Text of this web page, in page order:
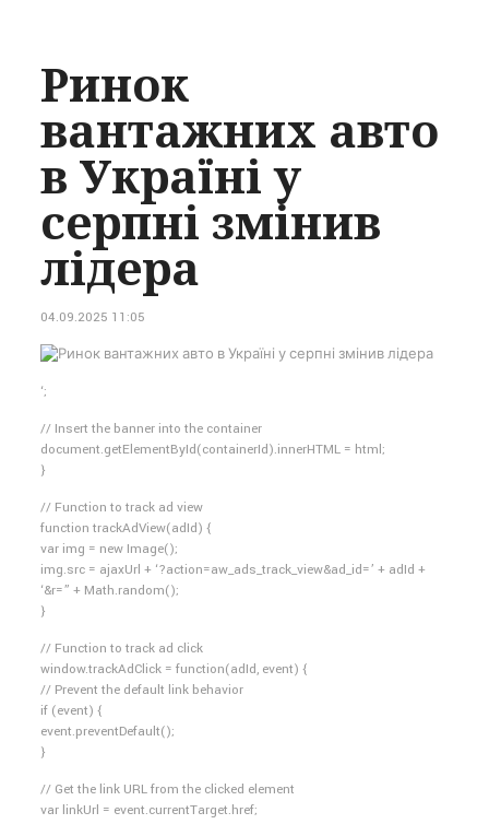
Ринок
вантажних авто
в Україні у
серпні змінив
лідера
04.09.2025 11:05
‘;
// Insert the banner into the container
document.getElementById(containerId).innerHTML = html;
}
// Function to track ad view
function trackAdView(adId) {
var img = new Image();
img.src = ajaxUrl + ‘?action=aw_ads_track_view&ad_id=’ + adId +
‘&r=” + Math.random();
}
// Function to track ad click
window.trackAdClick = function(adId, event) {
// Prevent the default link behavior
if (event) {
event.preventDefault();
}
// Get the link URL from the clicked element
var linkUrl = event.currentTarget.href;